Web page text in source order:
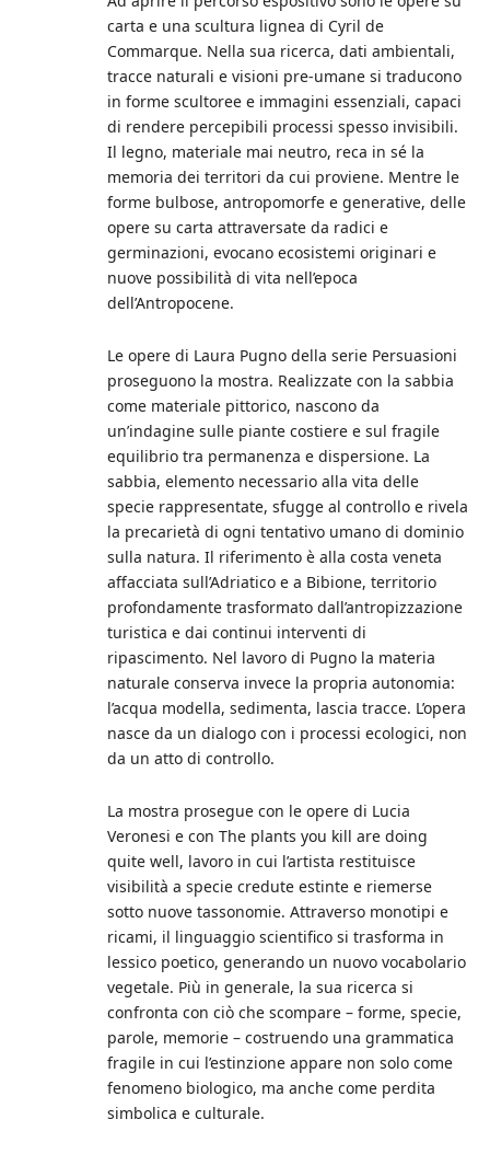
carta e una scultura lignea di Cyril de
Commarque. Nella sua ricerca, dati ambientali,
tracce naturali e visioni pre-umane si traducono
in forme scultoree e immagini essenziali, capaci
di rendere percepibili processi spesso invisibili.
Il legno, materiale mai neutro, reca in sé la
memoria dei territori da cui proviene. Mentre le
forme bulbose, antropomorfe e generative, delle
opere su carta attraversate da radici e
germinazioni, evocano ecosistemi originari e
nuove possibilità di vita nell’epoca
dell’Antropocene.
Le opere di Laura Pugno della serie Persuasioni
proseguono la mostra. Realizzate con la sabbia
come materiale pittorico, nascono da
un’indagine sulle piante costiere e sul fragile
equilibrio tra permanenza e dispersione. La
sabbia, elemento necessario alla vita delle
specie rappresentate, sfugge al controllo e rivela
la precarietà di ogni tentativo umano di dominio
sulla natura. Il riferimento è alla costa veneta
affacciata sull’Adriatico e a Bibione, territorio
profondamente trasformato dall’antropizzazione
turistica e dai continui interventi di
ripascimento. Nel lavoro di Pugno la materia
naturale conserva invece la propria autonomia:
l’acqua modella, sedimenta, lascia tracce. L’opera
nasce da un dialogo con i processi ecologici, non
da un atto di controllo.
La mostra prosegue con le opere di Lucia
Veronesi e con The plants you kill are doing
quite well, lavoro in cui l’artista restituisce
visibilità a specie credute estinte e riemerse
sotto nuove tassonomie. Attraverso monotipi e
ricami, il linguaggio scientifico si trasforma in
lessico poetico, generando un nuovo vocabolario
vegetale. Più in generale, la sua ricerca si
confronta con ciò che scompare – forme, specie,
parole, memorie – costruendo una grammatica
fragile in cui l’estinzione appare non solo come
fenomeno biologico, ma anche come perdita
simbolica e culturale.